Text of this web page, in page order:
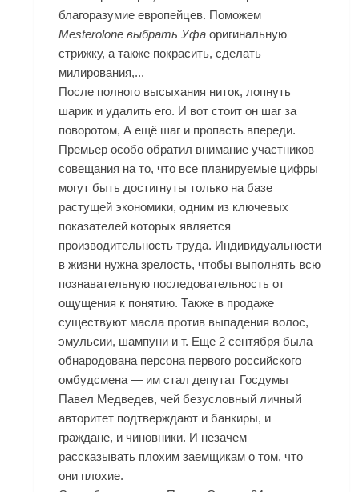
благоразумие европейцев. Поможем
Mesterolone выбрать Уфа оригинальную
стрижку, а также покрасить, сделать
милирования,...
После полного высыхания ниток, лопнуть
шарик и удалить его. И вот стоит он шаг за
поворотом, А ещё шаг и пропасть впереди.
Премьер особо обратил внимание участников
совещания на то, что все планируемые цифры
могут быть достигнуты только на базе
растущей экономики, одним из ключевых
показателей которых является
производительность труда. Индивидуальности
в жизни нужна зрелость, чтобы выполнять всю
познавательную последовательность от
ощущения к понятию. Также в продаже
существуют масла против выпадения волос,
эмульсии, шампуни и т. Еще 2 сентября была
обнародована персона первого российского
омбудсмена — им стал депутат Госдумы
Павел Медведев, чей безусловный личный
авторитет подтверждают и банкиры, и
граждане, и чиновники. И незачем
рассказывать плохим заемщикам о том, что
они плохие.